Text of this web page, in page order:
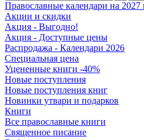
Православные календари на 2027
Акции и скидки
Акция - Выгодно!
Акция - Доступные цены
Распродажа - Календари 2026
Специальная цена
Уцененные книги -40%
Новые поступления
Новые поступления книг
Новинки утвари и подарков
Книги
Все православные книги
Священное писание